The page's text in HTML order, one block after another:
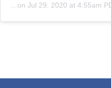
(@hilashayvazan) onJul 29, 2020 at 4:55am